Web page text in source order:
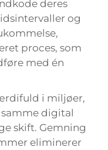
deres
og
proces, som
med én
i miljøer,
digital
skift. Gemning
eliminerer